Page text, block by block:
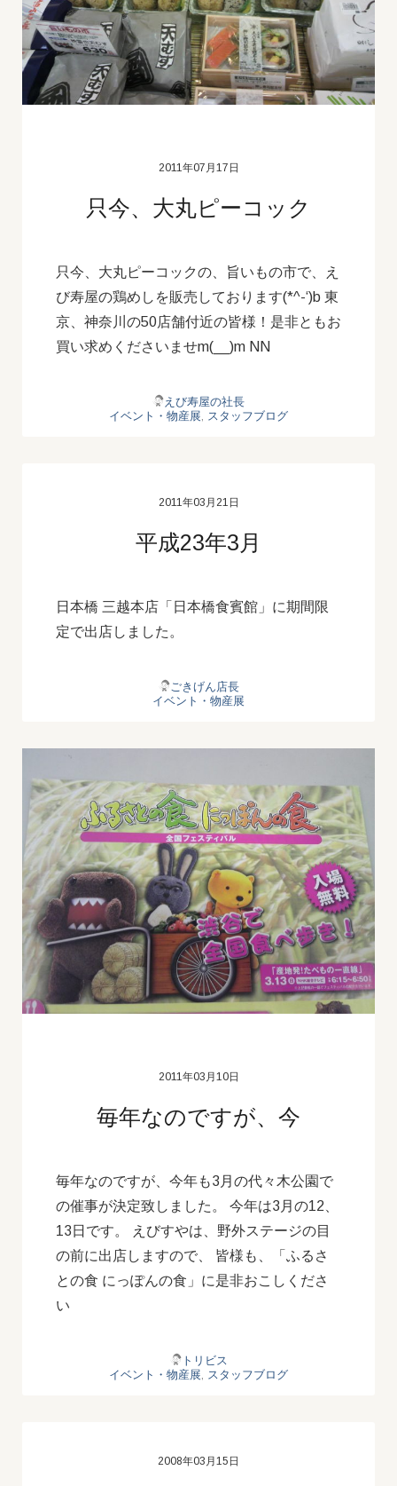
2011年07月17日
只今、大丸ピーコック
只今、大丸ピーコックの、旨いもの市で、え
び寿屋の鶏めしを販売しております(*^-‘)b 東
京、神奈川の50店舗付近の皆様！是非ともお
買い求めくださいませm(__)m NN
えび寿屋の社長
イベント・物産展
スタッフブログ
2011年03月21日
平成23年3月
日本橋 三越本店「日本橋食賓館」に期間限
定で出店しました。
ごきげん店長
イベント・物産展
2011年03月10日
毎年なのですが、今
毎年なのですが、今年も3月の代々木公園で
の催事が決定致しました。 今年は3月の12、
13日です。 えびすやは、野外ステージの目
の前に出店しますので、 皆様も、「ふるさ
との食 にっぽんの食」に是非おこしくださ
い
トリビス
イベント・物産展
スタッフブログ
2008年03月15日